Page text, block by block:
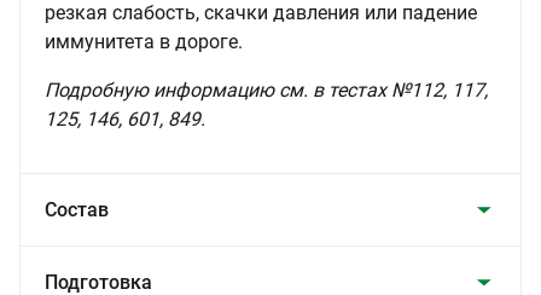
резкая слабость, скачки давления или падение
иммунитета в дороге.
Подробную информацию см. в тестах №112, 117,
125, 146, 601, 849.
Состав
Подготовка